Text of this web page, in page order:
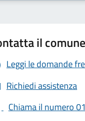
il comune
Leggi le domande
Richiedi assistenza
Chiama il numero